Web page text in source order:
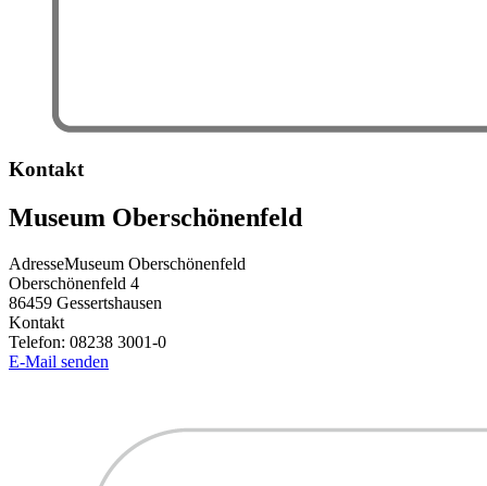
Kontakt
Museum Oberschönenfeld
AdresseMuseum Oberschönenfeld
Oberschönenfeld 4
86459 Gessertshausen
Kontakt
Telefon: 08238 3001-0
E-Mail senden